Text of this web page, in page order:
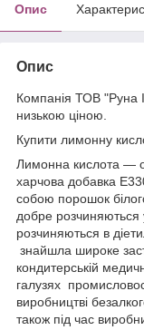
Опис
Опис
Компанія ТОВ "Руна
низькою ціною.
Купити лимонну
Лимонна кислота —
харчова добавка
собою порошок
добре розчиняються
розчиняються в
знайшла широке
кондитерській
галузях
виробництві
також під час